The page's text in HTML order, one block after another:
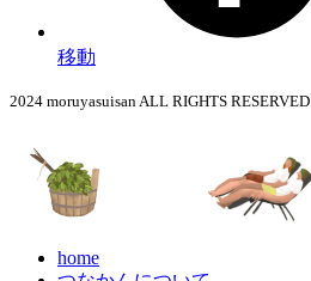
移動
2024 moruyasuisan ALL RIGHTS RESERVED
home